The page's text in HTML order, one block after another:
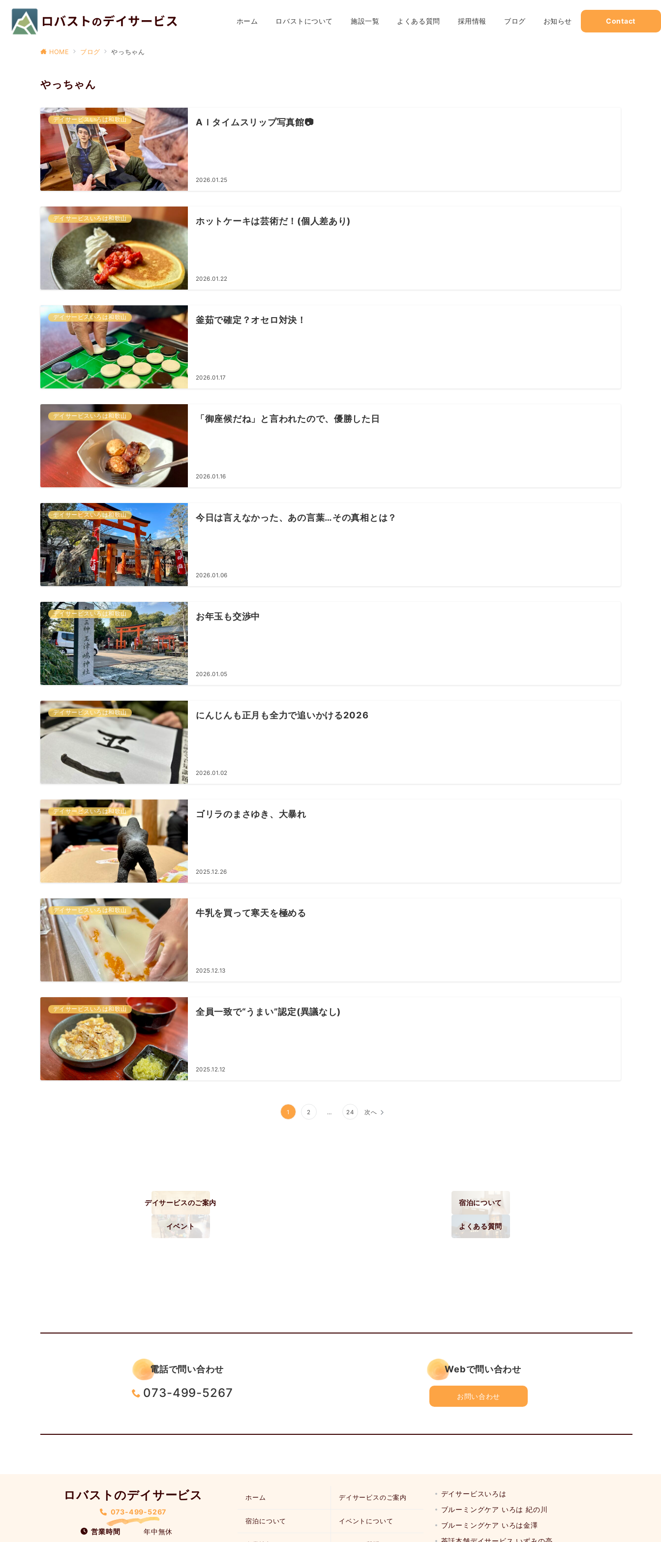
ホーム ロバストについて 施設一覧 よくある質問 採用情報 ブログ お知らせ Contact
HOME ブログ やっちゃん
やっちゃん
デイサービスいろは和歌山 AＩタイムスリップ写真館📷
2026.01.25
デイサービスいろは和歌山 ホットケーキは芸術だ！(個人差あり)
2026.01.22
デイサービスいろは和歌山 釜茹で確定？オセロ対決！
2026.01.17
デイサービスいろは和歌山 「御座候だね」と言われたので、優勝した日
2026.01.16
デイサービスいろは和歌山 今日は言えなかった、あの言葉…その真相とは？
2026.01.06
デイサービスいろは和歌山 お年玉も交渉中
2026.01.05
デイサービスいろは和歌山 にんじんも正月も全力で追いかける2026
2026.01.02
デイサービスいろは和歌山 ゴリラのまさゆき、大暴れ
2025.12.26
デイサービスいろは和歌山 牛乳を買って寒天を極める
2025.12.13
デイサービスいろは和歌山 全員一致で“うまい”認定(異議なし)
2025.12.12
1 2 … 24 次へ
デイサービスのご案内 宿泊について
イベント よくある質問
電話で問い合わせ
073-499-5267
Webで問い合わせ
お問い合わせ
ロバストのデイサービス
073-499-5267
営業時間 年中無休
ホーム デイサービスのご案内
宿泊について イベントについて
デイサービスいろは
ブルーミングケア いろは 紀の川
ブルーミングケア いろは金澤